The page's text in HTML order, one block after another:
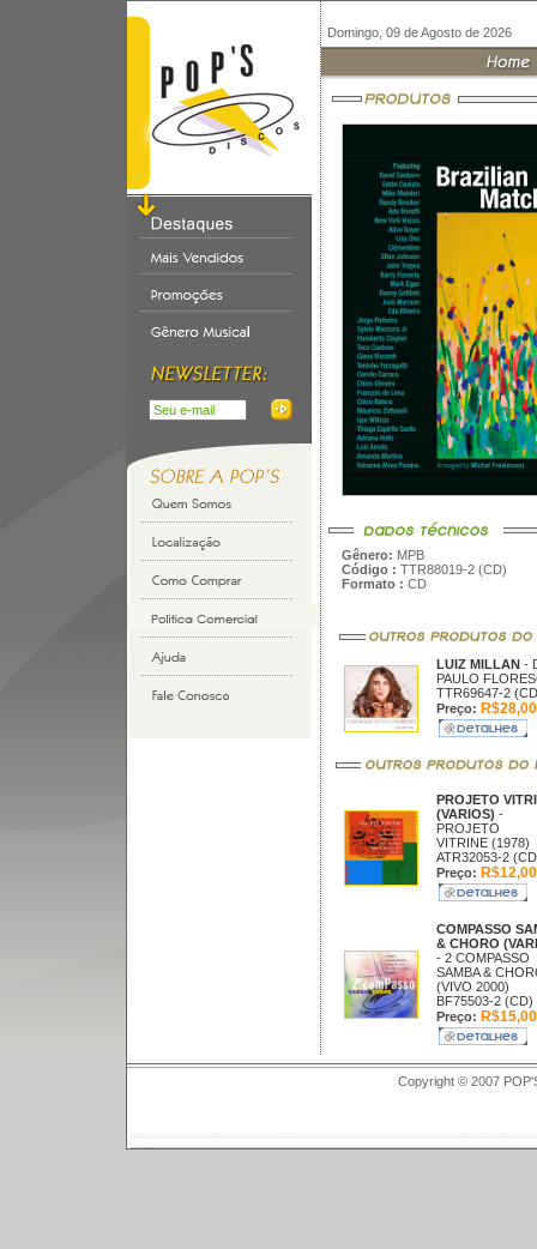
Domingo, 09 de Agosto de 2026
Gênero: MPB
Código : TTR88019-2 (CD)
Formato : CD
LUIZ MILLAN -
PAULO
TTR69647-2
Preço: R$28,00
PROJETO
(VARIOS) -
PROJETO
VITRINE (1978)
ATR32053-2
Preço: R$12,00
COMPASSO
& CHORO
- 2 COMPASSO
SAMBA &
(VIVO 2000)
BF75503-2 (CD)
Preço: R$15,00
Copyright © 2007